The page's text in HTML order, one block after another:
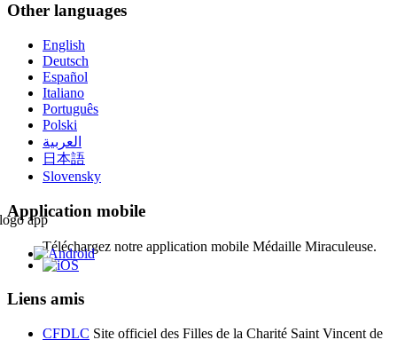
Other languages
English
Deutsch
Español
Italiano
Português
Polski
العربية
日本語
Slovensky
Application mobile
Téléchargez notre application mobile Médaille Miraculeuse.
Liens amis
CFDLC Site officiel des Filles de la Charité Saint Vincent de